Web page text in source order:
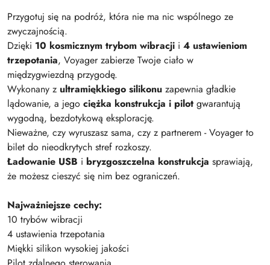
Przygotuj się na podróż, która nie ma nic wspólnego ze
zwyczajnością.
Dzięki 10 kosmicznym trybom wibracji i 4 ustawieniom
trzepotania, Voyager zabierze Twoje ciało w
międzygwiezdną przygodę.
Wykonany z ultramiękkiego silikonu zapewnia gładkie
lądowanie, a jego ciężka konstrukcja i pilot gwarantują
wygodną, bezdotykową eksplorację.
Nieważne, czy wyruszasz sama, czy z partnerem - Voyager to
bilet do nieodkrytych stref rozkoszy.
Ładowanie USB i bryzgoszczelna konstrukcja sprawiają,
że możesz cieszyć się nim bez ograniczeń.
Najważniejsze cechy:
10 trybów wibracji
4 ustawienia trzepotania
Miękki silikon wysokiej jakości